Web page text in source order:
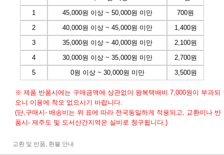
1
45,000원 이상 ~ 50,000원 미만
700원
2
40,000원 이상 ~ 45,000원 미만
1,400원
3
35,000원 이상 ~ 40,000원 미만
2,100원
4
30,000원 이상 ~ 35,000원 미만
2,700원
5
0원 이상 ~ 30,000원 미만 3,500원
※ 제품 반품시에는 구매금액에 상관없이 왕복택배비 7,000원이 부과되
오니 이용에 착오 없으시기 바랍니다.
(단,구매시- 배송비는 위 표에 따라 전국동일하게 적용되고, 교환이나 반
품시- 제주도 및 도서산간지역은 실비로 청구됩니다.)
교환 및 반품, 환불 안내